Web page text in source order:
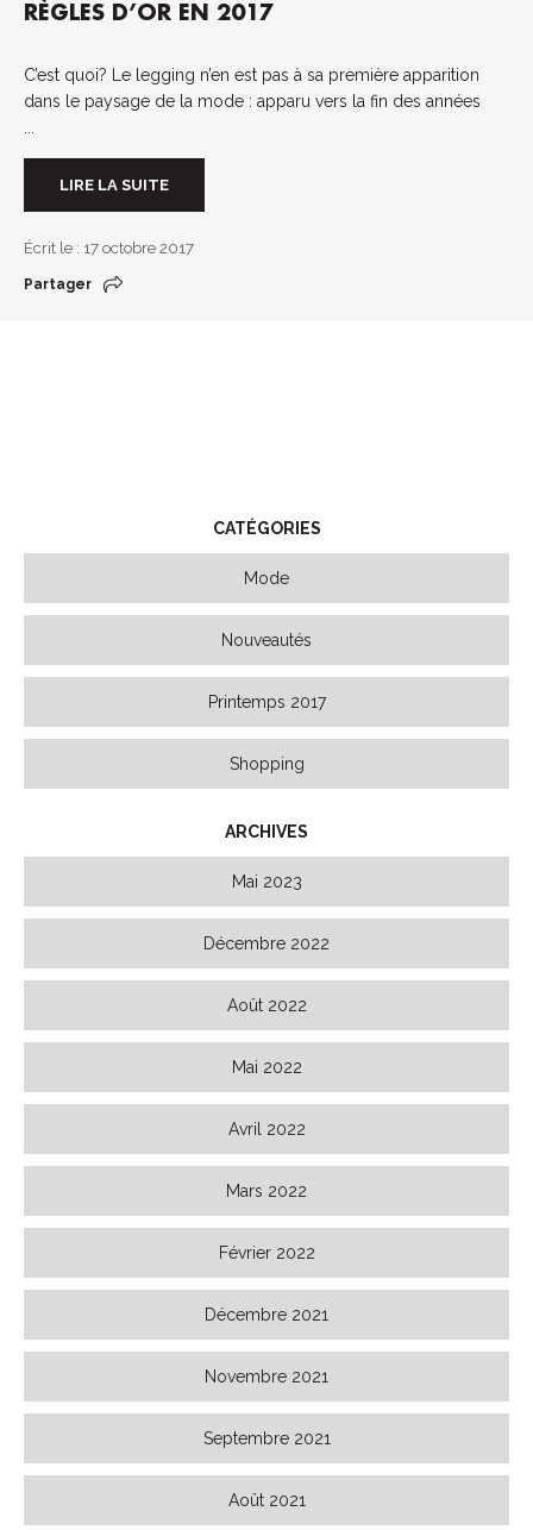
RÈGLES D’OR EN 2017
C’est quoi? Le legging n’en est pas à sa première apparition
dans le paysage de la mode : apparu vers la fin des années
LIRE LA SUITE
Écrit le : 17 octobre 2017
Partager
CATÉGORIES
Mode
Nouveautés
Printemps 2017
Shopping
ARCHIVES
Mai 2023
Décembre 2022
Août 2022
Mai 2022
Avril 2022
Mars 2022
Février 2022
Décembre 2021
Novembre 2021
Septembre 2021
Août 2021